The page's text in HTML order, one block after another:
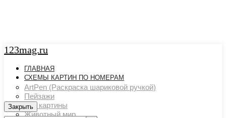
123mag.ru
ГЛАВНАЯ
СХЕМЫ КАРТИН ПО НОМЕРАМ
ArtPen (Раскраска шариковой ручкой)
Пейзажи
Арт картины
Животный мир
Закрыть